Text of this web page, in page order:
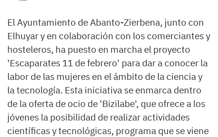
El Ayuntamiento de Abanto-Zierbena, junto con
Elhuyar y en colaboración con los comerciantes y
hosteleros, ha puesto en marcha el proyecto
'Escaparates 11 de febrero' para dar a conocer la
labor de las mujeres en el ámbito de la ciencia y
la tecnología. Esta iniciativa se enmarca dentro
de la oferta de ocio de 'Bizilabe', que ofrece a los
jóvenes la posibilidad de realizar actividades
científicas y tecnológicas, programa que se viene